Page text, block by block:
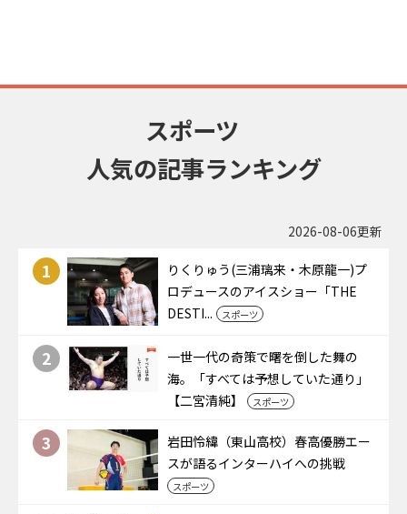
スポーツ
人気の記事ランキング
2026-08-06更新
1
りくりゅう(三浦璃来・木原龍一)プ
ロデュースのアイスショー「THE
DESTI...
スポーツ
2
一世一代の奇策で曙を倒した舞の
海。「すべては予想していた通り」
【二宮清純】
スポーツ
3
岩田怜緯（東山高校）春高優勝エー
スが語るインターハイへの挑戦
スポーツ